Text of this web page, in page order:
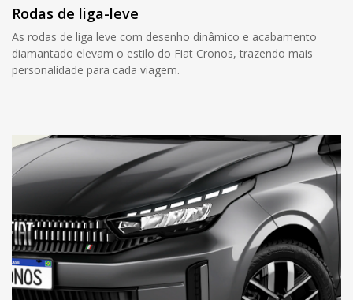
Rodas de liga-leve
As rodas de liga leve com desenho dinâmico e acabamento
diamantado elevam o estilo do Fiat Cronos, trazendo mais
personalidade para cada viagem.